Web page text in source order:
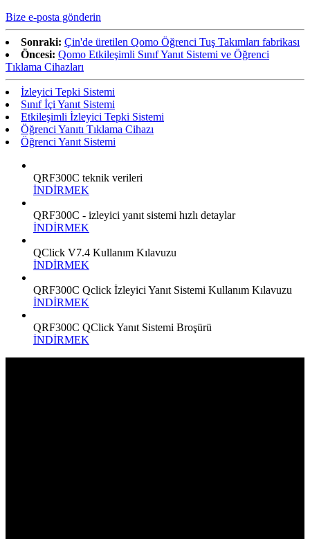
Bize e-posta gönderin
Sonraki: Çin'de üretilen Qomo Öğrenci Tuş Takımları fabrikası
Öncesi: Qomo Etkileşimli Sınıf Yanıt Sistemi ve Öğrenci
Tıklama Cihazları
İzleyici Tepki Sistemi
Sınıf İçi Yanıt Sistemi
Etkileşimli İzleyici Tepki Sistemi
Öğrenci Yanıtı Tıklama Cihazı
Öğrenci Yanıt Sistemi
QRF300C teknik verileri
İNDİRMEK
QRF300C - izleyici yanıt sistemi hızlı detaylar
İNDİRMEK
QClick V7.4 Kullanım Kılavuzu
İNDİRMEK
QRF300C Qclick İzleyici Yanıt Sistemi Kullanım Kılavuzu
İNDİRMEK
QRF300C QClick Yanıt Sistemi Broşürü
İNDİRMEK